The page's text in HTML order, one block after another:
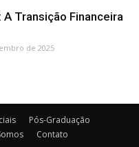
A Transição Financeira
de 2025
Pós-Graduação
Contato